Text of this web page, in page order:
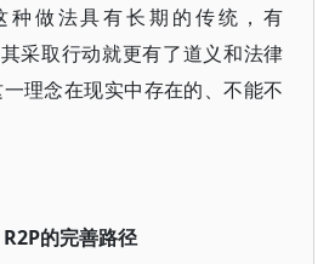
种做法具有长期的传统，有
采取行动就更有了道义和法律
理念在现实中存在的、不能不
的完善路径